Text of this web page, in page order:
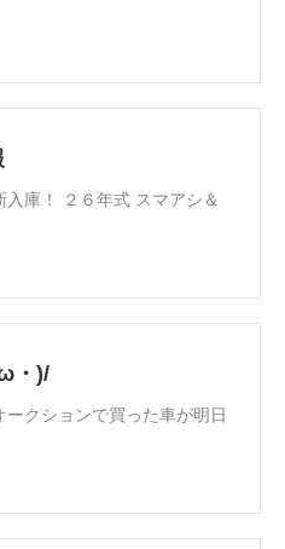
庫！ ２６年式 スマアシ＆
・)/
クションで買った車が明日